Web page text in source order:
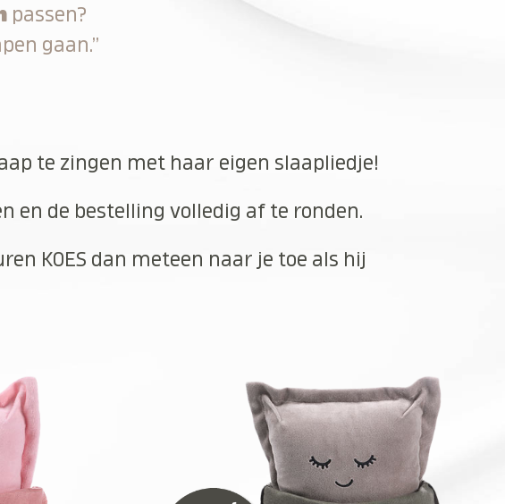
passen?
gaan.”
te zingen met haar eigen slaapliedje!
en de bestelling volledig af te ronden.
KOES dan meteen naar je toe als hij